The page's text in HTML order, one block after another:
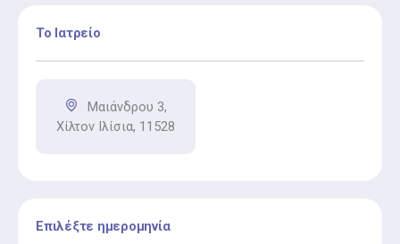
Ορθοδοντική συμβουλευτική είναι η αξιολόγηση για
Σφράγισμα Δοντιών
Το Ιατρείο
Μαιάνδρου 3,
Χίλτον Ιλίσια, 11528
Επιλέξτε ημερομηνία